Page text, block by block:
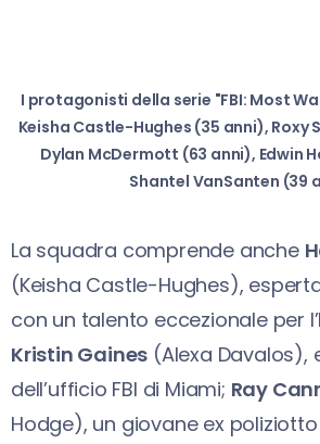
I protagonisti della serie "FBI: Most
Keisha Castle-Hughes (35 anni), Roxy
Dylan McDermott (63 anni), Edwin
Shantel VanSanten (39
La squadra comprende anche
(Keisha Castle-Hughes),
con un talento eccezionale per
Kristin Gaines (Alexa Davalos),
dell’ufficio FBI di Miami; Ray
Hodge), un giovane ex